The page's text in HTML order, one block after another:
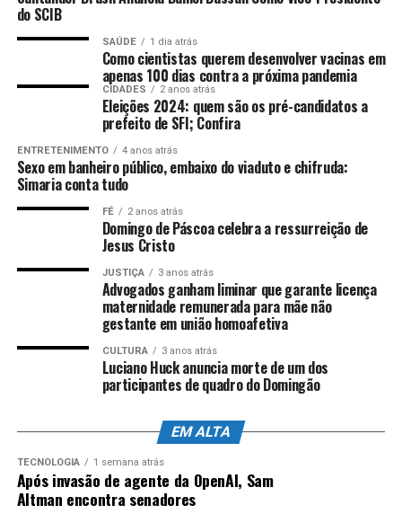
Receita Federal do Brasil do Porto do Rio de Janeiro –
ALF/RJO, de modo a não prejudicar o comércio exterior
Comunicação ALESPor Redação web Ales,
com informações da assessoria de imprensa e
Costa/Arquivo Ales
ANÚNCIO
do SCIB
SAÚDE 1 dia atrás
Como cientistas querem desenvolver vacinas em
apenas 100 dias contra a próxima pandemia
CIDADES 2 anos atrás
Eleições 2024: quem são os pré-candidatos a
prefeito de SFI; Confira
ENTRETENIMENTO 4 anos atrás
Sexo em banheiro público, embaixo do viaduto e chifruda:
Simaria conta tudo
FÉ 2 anos atrás
Domingo de Páscoa celebra a ressurreição de
Jesus Cristo
JUSTIÇA 3 anos atrás
Advogados ganham liminar que garante licença
maternidade remunerada para mãe não
gestante em união homoafetiva
CULTURA 3 anos atrás
Luciano Huck anuncia morte de um dos
participantes de quadro do Domingão
EM ALTA
TECNOLOGIA 1 semana atrás
Após invasão de agente da OpenAI, Sam
Altman encontra senadores